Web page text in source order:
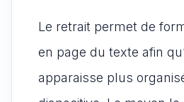
Le retrait permet de
en page du texte afin
apparaisse plus